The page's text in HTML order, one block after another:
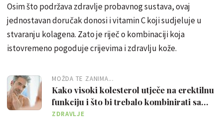
Osim što podržava zdravlje probavnog sustava, ovaj
jednostavan doručak donosi i vitamin C koji sudjeluje u
stvaranju kolagena. Zato je riječ o kombinaciji koja
istovremeno pogoduje crijevima i zdravlju kože.
MOŽDA TE ZANIMA...
Kako visoki kolesterol utječe na erektilnu
funkciju i što bi trebalo kombinirati sa
statinima
ZDRAVLJE